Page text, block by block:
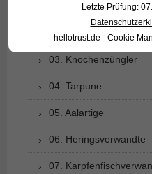
01. Rochen
02. Lebende Fossilien
03. Knochenzüngler
04. Tarpune
05. Aalartige
06. Heringsverwandte
07.
Letzte Prüfung:
hellotrust.de - Cookie